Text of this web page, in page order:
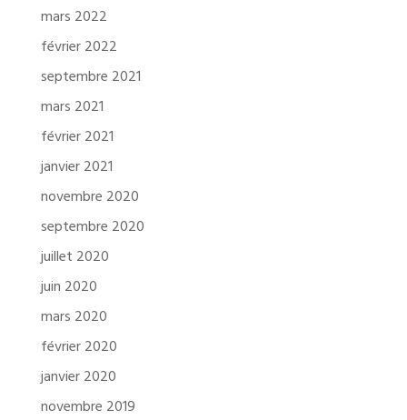
mars 2022
février 2022
septembre 2021
mars 2021
février 2021
janvier 2021
novembre 2020
septembre 2020
juillet 2020
juin 2020
mars 2020
février 2020
janvier 2020
novembre 2019